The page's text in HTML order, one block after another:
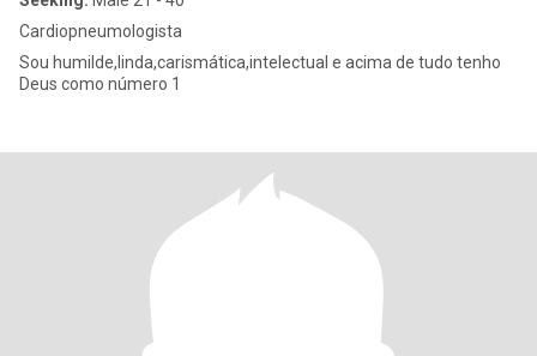
Cardiopneumologista
Sou humilde,linda,carismática,intelectual e acima de tudo tenho
Deus como número 1